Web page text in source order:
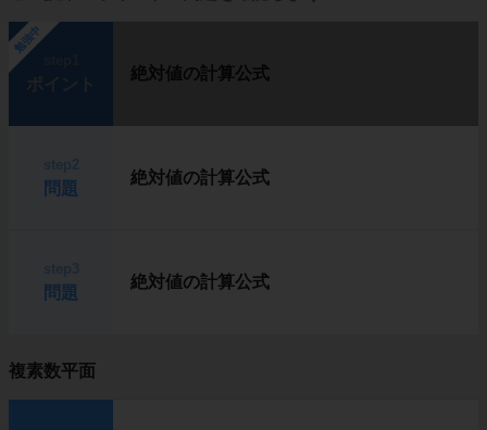
勉強中
絶対値の計算公式
問題
絶対値の計算公式
問題
絶対値の計算公式
複素数平面